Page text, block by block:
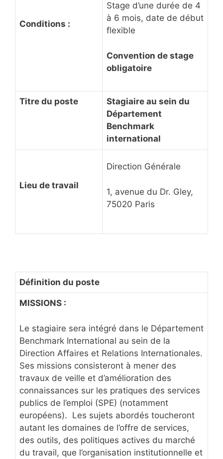
Conditions :
Stage d’une durée de 4
à 6 mois, date de début
flexible
Convention de stage
obligatoire
Titre du poste
Stagiaire au sein du
Département
Benchmark
international
Lieu de travail
Direction Générale
1, avenue du Dr. Gley,
75020 Paris
Définition du poste
MISSIONS :
Le stagiaire sera intégré dans le Département
Benchmark International au sein de la
Direction Affaires et Relations Internationales.
Ses missions consisteront à mener des
travaux de veille et d’amélioration des
connaissances sur les pratiques des services
publics de l’emploi (SPE) (notamment
européens). Les sujets abordés toucheront
autant les domaines de l’offre de services,
des outils, des politiques actives du marché
du travail, que l’organisation institutionnelle et